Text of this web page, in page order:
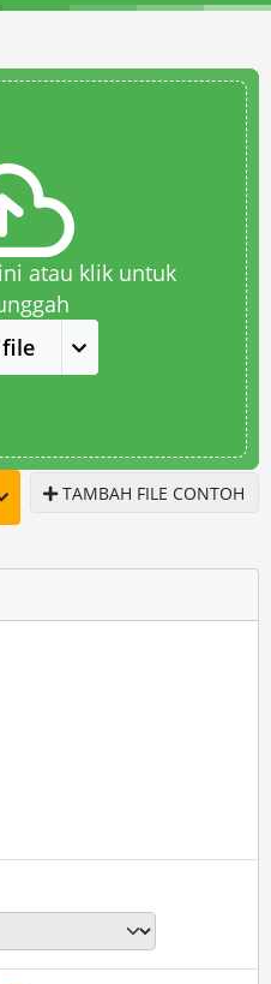
atau klik untuk
TAMBAH FILE CONTOH